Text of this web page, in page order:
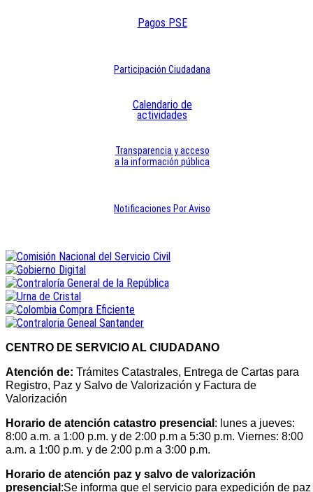
Pagos PSE
Participación Ciudadana
Calendario de
actividades
Transparencia y acceso
a la información pública
Notificaciones Por Aviso
CENTRO DE SERVICIO AL CIUDADANO
Atención de: Trámites Catastrales, Entrega de Cartas para
Registro, Paz y Salvo de Valorización y Factura de
Valorización
Horario de atención catastro presencial : lunes a jueves:
8:00 a.m. a 1:00 p.m. y de 2:00 p.m a 5:30 p.m. Viernes: 8:00
a.m. a 1:00 p.m. y de 2:00 p.m a 3:00 p.m.
Horario de atención paz y salvo de valorización
presencial :Se informa que el servicio para expedición de paz